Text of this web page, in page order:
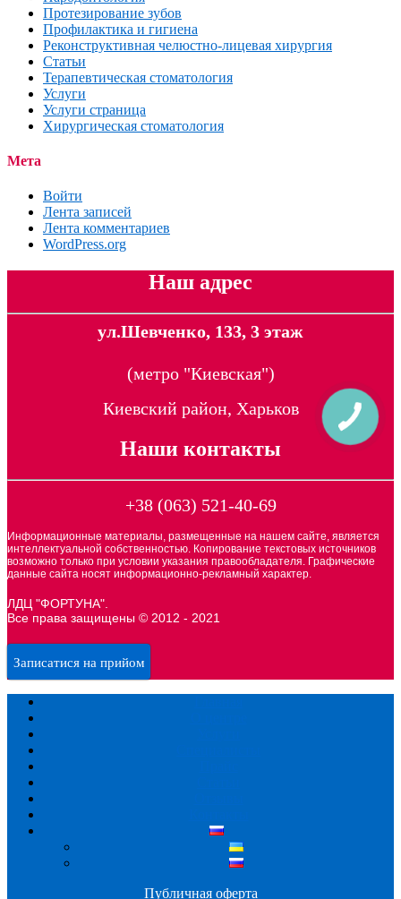
Протезирование зубов
Профилактика и гигиена
Реконструктивная челюстно-лицевая хирургия
Статьи
Терапевтическая стоматология
Услуги
Услуги страница
Хирургическая стоматология
Мета
Войти
Лента записей
Лента комментариев
WordPress.org
Наш адрес
ул.Шевченко, 133, 3 этаж
(метро "Киевская")
Киевский район, Харьков
Наши контакты
+38 (063) 521-40-69
Информационные материалы, размещенные на нашем сайте, является
интеллектуальной собственностью. Копирование текстовых источников
возможно только при условии указания правообладателя. Графические
данные сайта носят информационно-рекламный характер.
ЛДЦ "ФОРТУНА".
Все права защищены © 2012 - 2021
Записатися на прийом
Публичная оферта